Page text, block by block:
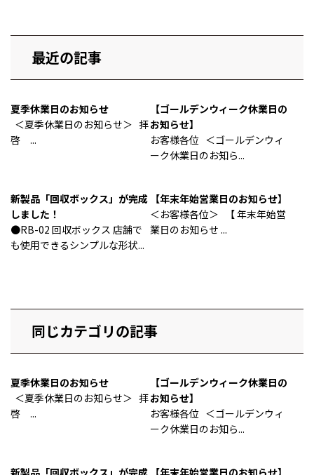
最近の記事
夏季休業日のお知らせ
＜夏季休業日のお知らせ＞ 拝
啓 ...
【ゴールデンウィーク休業日の
お知らせ】
お客様各位 ＜ゴールデンウィ
ーク休業日のお知ら...
新製品「回収ボックス」が完成
しました！
●RB-02 回収ボックス 店舗で
も使用できるシンプルな形状...
【年末年始営業日のお知らせ】
＜お客様各位＞ 【 年末年始営
業日のお知らせ ...
同じカテゴリの記事
夏季休業日のお知らせ
＜夏季休業日のお知らせ＞ 拝
啓 ...
【ゴールデンウィーク休業日の
お知らせ】
お客様各位 ＜ゴールデンウィ
ーク休業日のお知ら...
新製品「回収ボックス」が完成 【年末年始営業日のお知らせ】